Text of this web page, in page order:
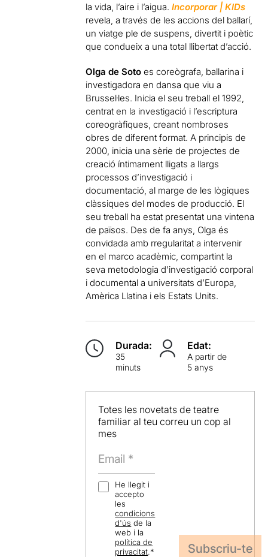
la vida, l’aire i l’aigua.Incorporar | KIDs
revela, a través de les accions del ballarí,
un viatge ple de suspens, divertit i poètic
que condueix a una total llibertat d’acció.
Olga de Soto es coreògrafa, ballarina i
investigadora en dansa que viu a
Brussel·les. Inicia el seu treball el 1992,
centrat en la investigació i l’escriptura
coreogràfiques, creant nombroses
obres de diferent format. A principis de
2000, inicia una sèrie de projectes de
creació íntimament lligats a llargs
processos d’investigació i
documentació, al marge de les lògiques
clàssiques del modes de producció. El
seu treball ha estat presentat una vintena
de països. Des de fa anys, Olga és
convidada amb rregularitat a intervenir
en el marco acadèmic, compartint la
seva metodologia d’investigació corporal
i documental a universitats d’Europa,
Amèrica Llatina i els Estats Units.
Durada:
35
minuts
Edat:
A partir de
5 anys
Totes les novetats de teatre
familiar al teu correu un cop al
mes
He llegit i
accepto
les
condicions
d'ús de la
web i la
política de
privacitat.*